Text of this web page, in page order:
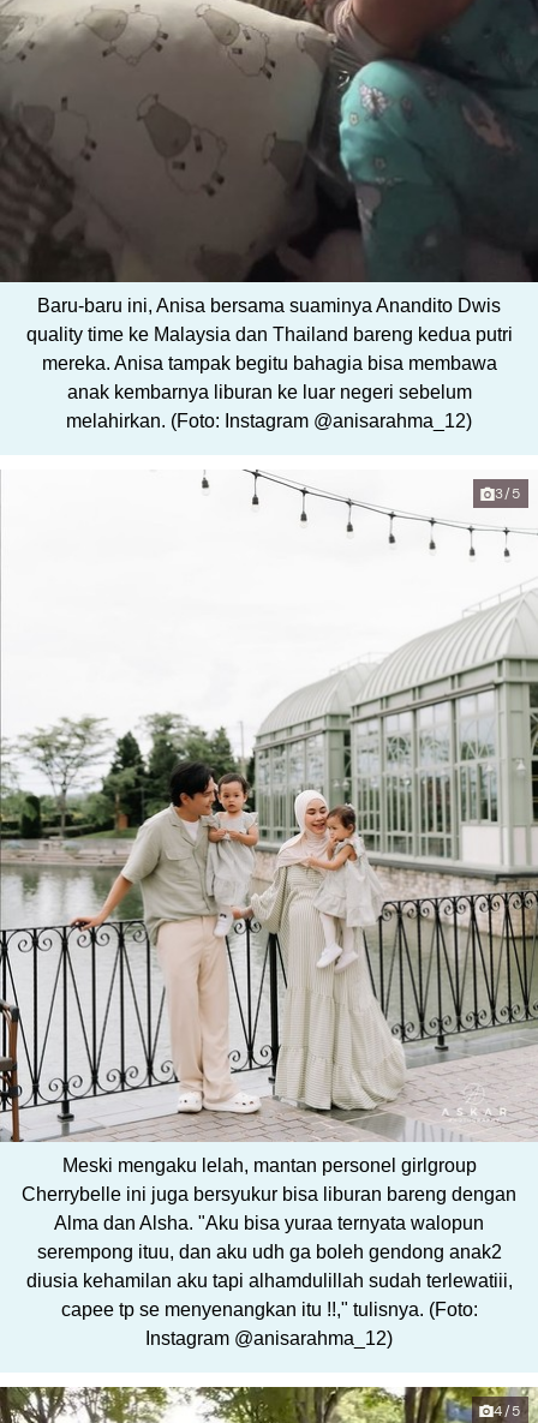
Baru-baru ini, Anisa bersama suaminya Anandito Dwis
quality time ke Malaysia dan Thailand bareng kedua putri
mereka. Anisa tampak begitu bahagia bisa membawa
anak kembarnya liburan ke luar negeri sebelum
melahirkan. (Foto: Instagram @anisarahma_12)
3/5
Meski mengaku lelah, mantan personel girlgroup
Cherrybelle ini juga bersyukur bisa liburan bareng dengan
Alma dan Alsha. "Aku bisa yuraa ternyata walopun
serempong ituu, dan aku udh ga boleh gendong anak2
diusia kehamilan aku tapi alhamdulillah sudah terlewatiii,
capee tp se menyenangkan itu !!," tulisnya. (Foto:
Instagram @anisarahma_12)
4/5